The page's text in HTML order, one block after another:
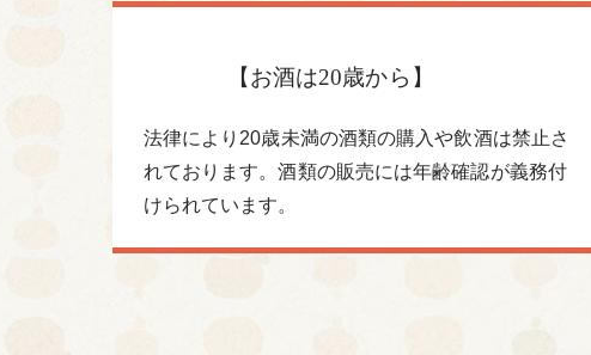
【お酒は20歳から】
法律により20歳未満の酒類の購入や飲酒は禁止さ
れております。酒類の販売には年齢確認が義務付
けられています。